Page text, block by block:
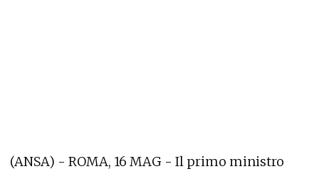
(ANSA) - ROMA, 16 MAG - Il primo ministro